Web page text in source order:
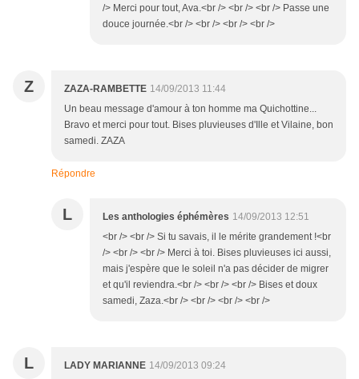
/> Merci pour tout, Ava.<br /> <br /> <br /> Passe une
douce journée.<br /> <br /> <br /> <br />
Z ZAZA-RAMBETTE 14/09/2013 11:44
Un beau message d'amour à ton homme ma Quichottine...
Bravo et merci pour tout. Bises pluvieuses d'Ille et Vilaine, bon
samedi. ZAZA
Répondre
L Les anthologies éphémères 14/09/2013 12:51
<br /> <br /> Si tu savais, il le mérite grandement !<br
/> <br /> <br /> Merci à toi. Bises pluvieuses ici aussi,
mais j'espère que le soleil n'a pas décider de migrer
et qu'il reviendra.<br /> <br /> <br /> Bises et doux
samedi, Zaza.<br /> <br /> <br /> <br />
L LADY MARIANNE 14/09/2013 09:24